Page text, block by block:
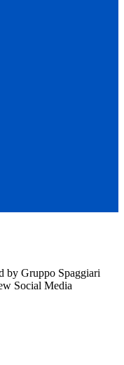
by Gruppo Spaggiari
Social Media